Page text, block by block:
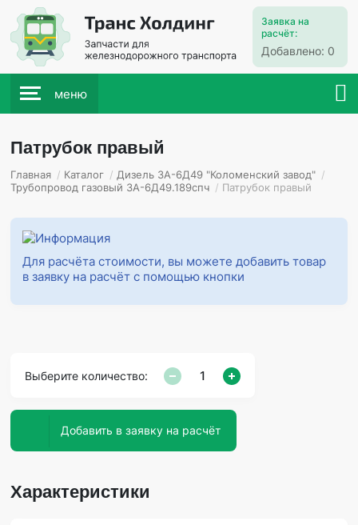
Заявка на
расчёт:
Добавлено: 0
меню
Патрубок правый
Главная / Каталог / Дизель 3А-6Д49 "Коломенский завод" /
Трубопровод газовый 3А-6Д49.189спч / Патрубок правый
Для расчёта стоимости, вы можете добавить товар
в заявку на расчёт с помощью кнопки
Выберите количество:
Добавить в заявку на расчёт
Характеристики